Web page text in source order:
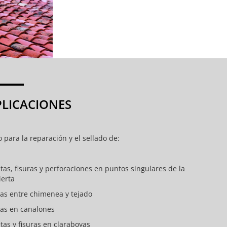
para la reparación y el sellado de:
fisuras y perforaciones en puntos singulares de la
entre chimenea y tejado
en canalones
y fisuras en claraboyas